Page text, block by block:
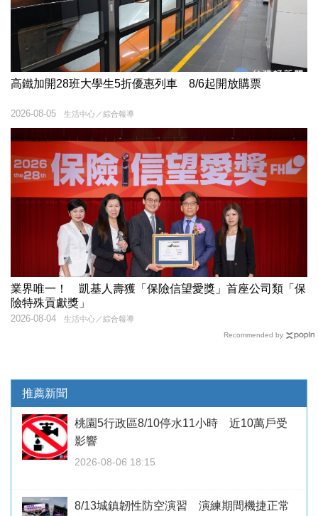
高鐵加開28班大學生5折優惠列車 8/6起開放購票
生活中心／綜合報導
2026-08-05
業界唯一！ 凱基人壽獲「保險信望愛獎」首座公司類「保
險特殊貢獻獎」
生活中心／綜合報導
2026-08-04
Recommended by
推薦新聞
桃園5行政區8/10停水11小時 近10萬戶受
影響
2026-08-06 18:15
8/13城鎮韌性防空演習 演練期間機捷正常